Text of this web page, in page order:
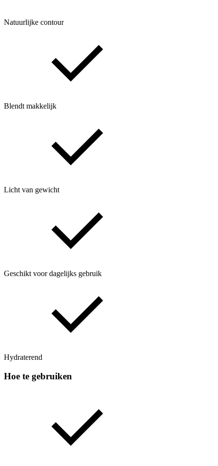
Natuurlijke contour
Blendt makkelijk
Licht van gewicht
Geschikt voor dagelijks gebruik
Hydraterend
Hoe te gebruiken